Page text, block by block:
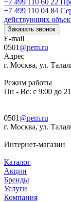
+7 499 110 04 84
действующих
Заказать звонок
E-mail
0501 @pem.ru
Адрес
г. Москва, ул.
Режим работы
Пн - Вс: с 9:00 до
0501 @pem.ru
г. Москва, ул.
Интернет-магазин
Каталог
Акции
Бренды
Услуги
Компания